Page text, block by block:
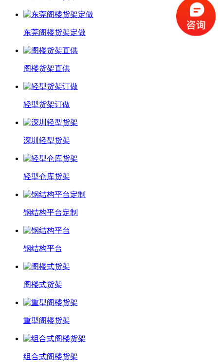
东莞阁楼货架定做
阁楼货架直供
轻型货架订做
深圳轻型货架
轻型仓库货架
钢结构平台定制
钢结构平台
阁楼式货架
重型阁楼货架
组合式阁楼货架